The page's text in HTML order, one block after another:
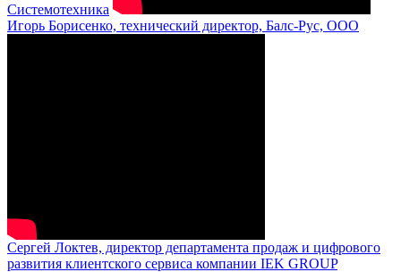
Системотехника
Игорь Борисенко, технический директор, Балс-Рус, ООО
Сергей Локтев, директор департамента продаж и цифрового
развития клиентского сервиса компании IEK GROUP